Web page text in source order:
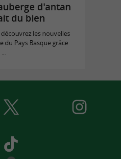
d'antan
du bien
les nouvelles
du Pays Basque grâce